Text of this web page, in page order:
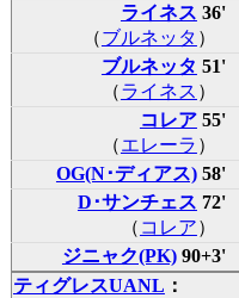
ライネス 36'
（ブルネッタ ）
ブルネッタ 51'
（ライネス ）
コレア55'
（エレーラ ）
OG(N･ディアス)58'
D･サンチェス 72'
（ コレア）
ジニャク(PK)90+3'
ティグレスUANL ：